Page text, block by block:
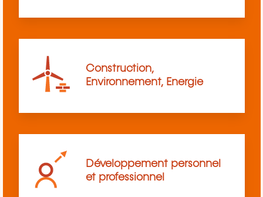
Construction,
Environnement, Energie
Développement personnel
et professionnel